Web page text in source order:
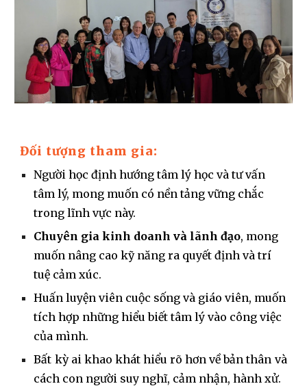
Đối tượng tham gia:
Người học định hướng tâm lý học và tư vấn
tâm lý, mong muốn có nền tảng vững chắc
trong lĩnh vực này.
Chuyên gia kinh doanh và lãnh đạo, mong
muốn nâng cao kỹ năng ra quyết định và trí
tuệ cảm xúc.
Huấn luyện viên cuộc sống và giáo viên, muốn
tích hợp những hiểu biết tâm lý vào công việc
của mình.
Bất kỳ ai khao khát hiểu rõ hơn về bản thân và
cách con người suy nghĩ, cảm nhận, hành xử.